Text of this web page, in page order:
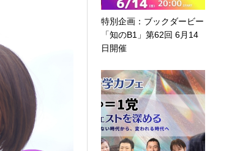
特別企画：ブックダービー
「知のB1」第62回 6月14
日開催